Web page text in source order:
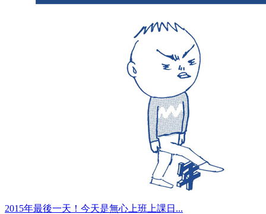
2015年最後一天！今天是無心上班上課日...